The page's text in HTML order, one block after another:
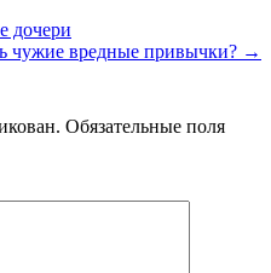
дочери
чужие вредные привычки? →
Обязательные поля